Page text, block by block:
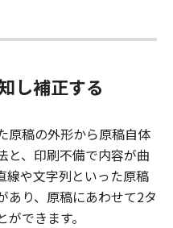
し補正する
原稿の外形から原稿自体
と、印刷不備で内容が曲
線や文字列といった原稿
あり、原稿にあわせて2タ
できます。